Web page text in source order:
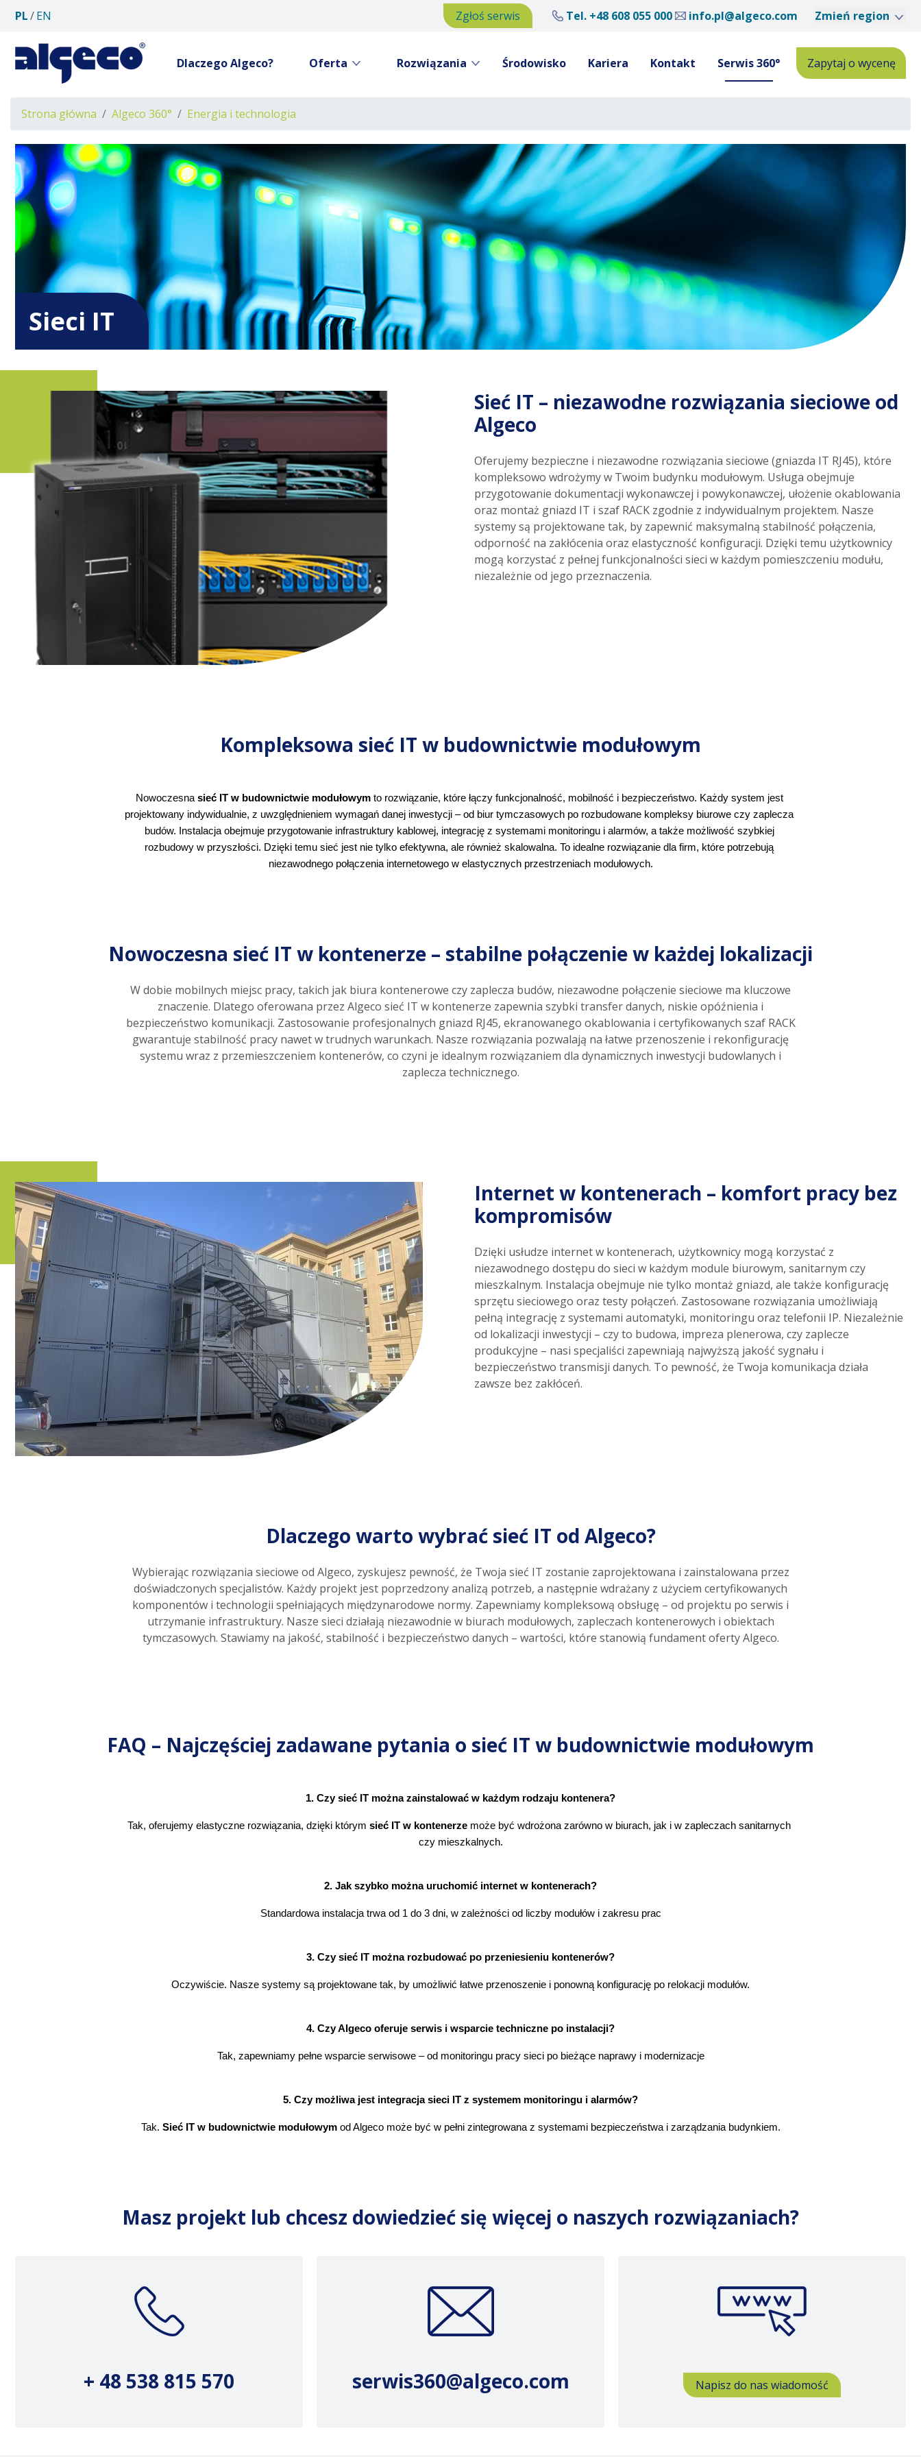
treści
PL EN Zgłoś serwis Tel. +48 608 055 000 info.pl@algeco.com Zmień region
Dlaczego Algeco? Oferta Rozwiązania Środowisko Kariera Kontakt Serwis 360° Zapytaj o wycenę
Ścieżka
Strona główna Algeco 360° Energia i technologia
Sieci IT
Sieć IT – niezawodne rozwiązania sieciowe od
Algeco
Oferujemy bezpieczne i niezawodne rozwiązania sieciowe (gniazda IT RJ45), które
kompleksowo wdrożymy w Twoim budynku modułowym. Usługa obejmuje
przygotowanie dokumentacji wykonawczej i powykonawczej, ułożenie okablowania
oraz montaż gniazd IT i szaf RACK zgodnie z indywidualnym projektem. Nasze
systemy są projektowane tak, by zapewnić maksymalną stabilność połączenia,
odporność na zakłócenia oraz elastyczność konfiguracji. Dzięki temu użytkownicy
mogą korzystać z pełnej funkcjonalności sieci w każdym pomieszczeniu modułu,
niezależnie od jego przeznaczenia.
Kompleksowa sieć IT w budownictwie modułowym
Nowoczesna sieć IT w budownictwie modułowym to rozwiązanie, które łączy funkcjonalność, mobilność i bezpieczeństwo. Każdy system jest
projektowany indywidualnie, z uwzględnieniem wymagań danej inwestycji – od biur tymczasowych po rozbudowane kompleksy biurowe czy zaplecza
budów. Instalacja obejmuje przygotowanie infrastruktury kablowej, integrację z systemami monitoringu i alarmów, a także możliwość szybkiej
rozbudowy w przyszłości. Dzięki temu sieć jest nie tylko efektywna, ale również skalowalna. To idealne rozwiązanie dla firm, które potrzebują
niezawodnego połączenia internetowego w elastycznych przestrzeniach modułowych.
Nowoczesna sieć IT w kontenerze – stabilne połączenie w każdej lokalizacji
W dobie mobilnych miejsc pracy, takich jak biura kontenerowe czy zaplecza budów, niezawodne połączenie sieciowe ma kluczowe
znaczenie. Dlatego oferowana przez Algeco sieć IT w kontenerze zapewnia szybki transfer danych, niskie opóźnienia i
bezpieczeństwo komunikacji. Zastosowanie profesjonalnych gniazd RJ45, ekranowanego okablowania i certyfikowanych szaf RACK
gwarantuje stabilność pracy nawet w trudnych warunkach. Nasze rozwiązania pozwalają na łatwe przenoszenie i rekonfigurację
systemu wraz z przemieszczeniem kontenerów, co czyni je idealnym rozwiązaniem dla dynamicznych inwestycji budowlanych i
zaplecza technicznego.
Internet w kontenerach – komfort pracy bez
kompromisów
Dzięki usłudze internet w kontenerach, użytkownicy mogą korzystać z
niezawodnego dostępu do sieci w każdym module biurowym, sanitarnym czy
mieszkalnym. Instalacja obejmuje nie tylko montaż gniazd, ale także konfigurację
sprzętu sieciowego oraz testy połączeń. Zastosowane rozwiązania umożliwiają
pełną integrację z systemami automatyki, monitoringu oraz telefonii IP. Niezależnie
od lokalizacji inwestycji – czy to budowa, impreza plenerowa, czy zaplecze
produkcyjne – nasi specjaliści zapewniają najwyższą jakość sygnału i
bezpieczeństwo transmisji danych. To pewność, że Twoja komunikacja działa
zawsze bez zakłóceń.
Dlaczego warto wybrać sieć IT od Algeco?
Wybierając rozwiązania sieciowe od Algeco, zyskujesz pewność, że Twoja sieć IT zostanie zaprojektowana i zainstalowana przez
doświadczonych specjalistów. Każdy projekt jest poprzedzony analizą potrzeb, a następnie wdrażany z użyciem certyfikowanych
komponentów i technologii spełniających międzynarodowe normy. Zapewniamy kompleksową obsługę – od projektu po serwis i
utrzymanie infrastruktury. Nasze sieci działają niezawodnie w biurach modułowych, zapleczach kontenerowych i obiektach
tymczasowych. Stawiamy na jakość, stabilność i bezpieczeństwo danych – wartości, które stanowią fundament oferty Algeco.
FAQ – Najczęściej zadawane pytania o sieć IT w budownictwie modułowym
1. Czy sieć IT można zainstalować w każdym rodzaju kontenera?
Tak, oferujemy elastyczne rozwiązania, dzięki którym sieć IT w kontenerze może być wdrożona zarówno w biurach, jak i w zapleczach sanitarnych
czy mieszkalnych.
2. Jak szybko można uruchomić internet w kontenerach?
Standardowa instalacja trwa od 1 do 3 dni, w zależności od liczby modułów i zakresu prac
3. Czy sieć IT można rozbudować po przeniesieniu kontenerów?
Oczywiście. Nasze systemy są projektowane tak, by umożliwić łatwe przenoszenie i ponowną konfigurację po relokacji modułów.
4. Czy Algeco oferuje serwis i wsparcie techniczne po instalacji?
Tak, zapewniamy pełne wsparcie serwisowe – od monitoringu pracy sieci po bieżące naprawy i modernizacje
5. Czy możliwa jest integracja sieci IT z systemem monitoringu i alarmów?
Tak. Sieć IT w budownictwie modułowym od Algeco może być w pełni zintegrowana z systemami bezpieczeństwa i zarządzania budynkiem.
Masz projekt lub chcesz dowiedzieć się więcej o naszych rozwiązaniach?
+ 48 538 815 570 serwis360@algeco.com Napisz do nas wiadomość